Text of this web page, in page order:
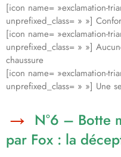
[icon name= »exclamation-
unprefixed_class= » »]
[icon name= »exclamation-
unprefixed_class= » »]
chaussure
[icon name= »exclamation-
unprefixed_class= » »] Une
N°6 – Botte
par Fox : la